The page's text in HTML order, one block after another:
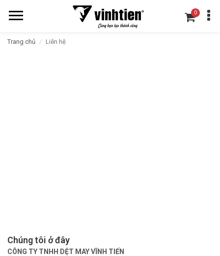
0
Trang chủ Liên hệ
Chúng tôi ở đây
CÔNG TY TNHH DỆT MAY VĨNH TIẾN